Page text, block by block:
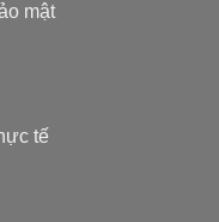
mật
tế